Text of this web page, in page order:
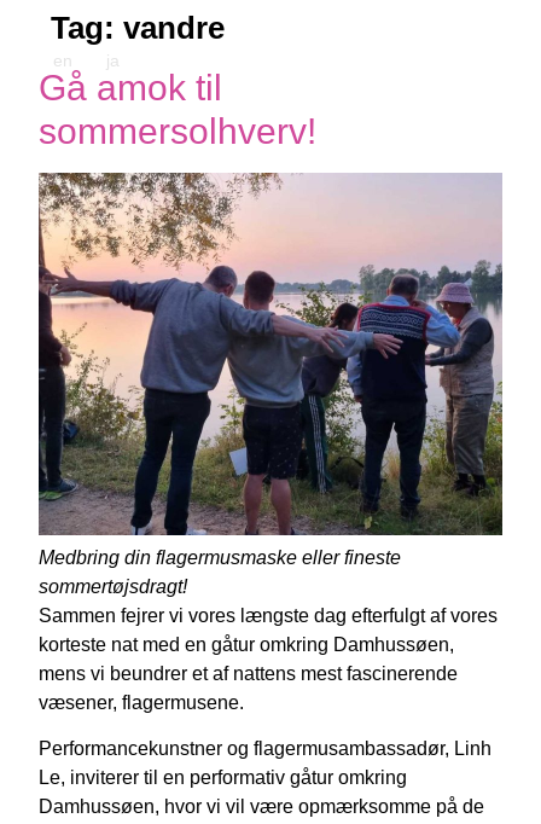
en ja
Tag:vandre
Gå amok til
sommersolhverv!
Medbring din flagermusmaske eller fineste
sommertøjsdragt!
Sammen fejrer vi vores længste dag efterfulgt af vores
korteste nat med en gåtur omkring Damhussøen,
mens vi beundrer et af nattens mest fascinerende
væsener, flagermusene.
Performancekunstner og flagermusambassadør, Linh
Le, inviterer til en performativ gåtur omkring
Damhussøen, hvor vi vil være opmærksomme på de